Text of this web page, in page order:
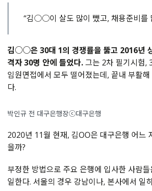
“김○○이 살도 많이 뺐고, 채용준비를
김○○은 30대 1의 경쟁률을 뚫고 2016년
격자 30명 안에 들었다. 그는 2차 필기시험,
임원면접에서 모두 떨어졌는데, 끝내 부활
다.
박인규 전 대구은행장ⓒ대구은행
2020년 11월 현재, 김OO은 대구은행 어느
을까?
부정한 방법으로 주요 은행에 입사한 사람
일한다. 서울의 경우 강남이나, 본사에서 일